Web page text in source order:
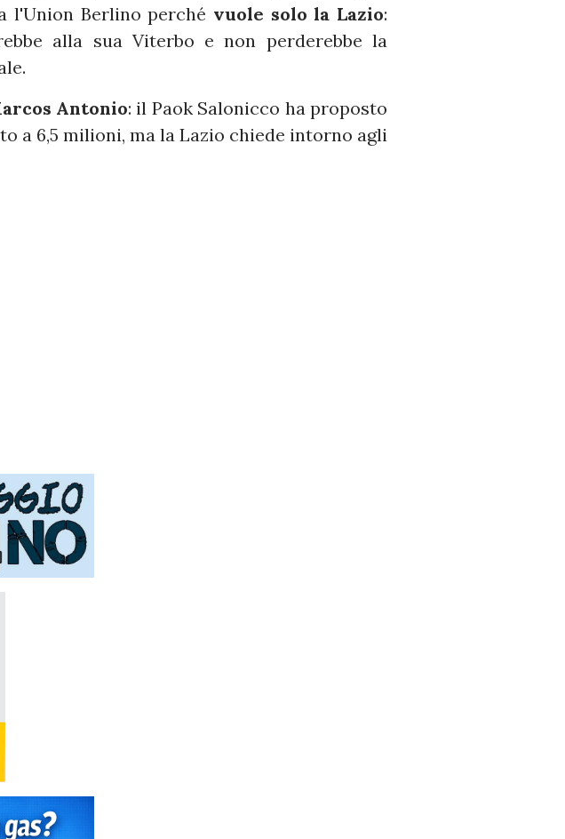
l'Union Berlino perché vuole solo la Lazio:
alla sua Viterbo e non perderebbe la
Antonio: il Paok Salonicco ha proposto
a 6,5 milioni, ma la Lazio chiede intorno agli